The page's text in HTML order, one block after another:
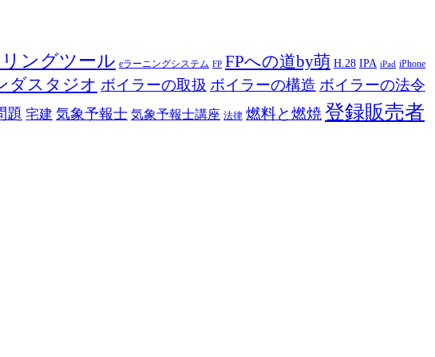
ングツール eラーニングシステム FP FPへの道by萌 H.28 IPA iPad iPhone
ダスタジオ ボイラーの取扱 ボイラーの構造 ボイラーの法令
題 宅建 気象予報士 気象予報士講座 法律 燃料と燃焼 登録販売者